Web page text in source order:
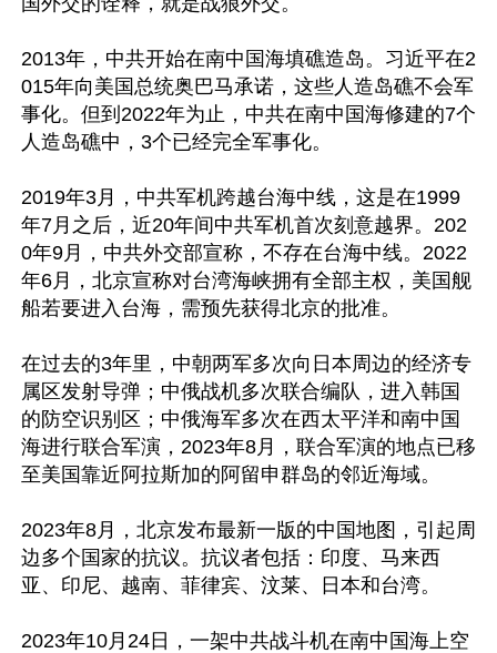
2013年，中共开始在南中国海填礁造岛。习近平在2
015年向美国总统奥巴马承诺，这些人造岛礁不会军
事化。但到2022年为止，中共在南中国海修建的7个
人造岛礁中，3个已经完全军事化。
2019年3月，中共军机跨越台海中线，这是在1999
年7月之后，近20年间中共军机首次刻意越界。202
0年9月，中共外交部宣称，不存在台海中线。2022
年6月，北京宣称对台湾海峡拥有全部主权，美国舰
船若要进入台海，需预先获得北京的批准。
在过去的3年里，中朝两军多次向日本周边的经济专
属区发射导弹；中俄战机多次联合编队，进入韩国
的防空识别区；中俄海军多次在西太平洋和南中国
海进行联合军演，2023年8月，联合军演的地点已移
至美国靠近阿拉斯加的阿留申群岛的邻近海域。
2023年8月，北京发布最新一版的中国地图，引起周
边多个国家的抗议。抗议者包括：印度、马来西
亚、印尼、越南、菲律宾、汶莱、日本和台湾。
2023年10月24日，一架中共战斗机在南中国海上空